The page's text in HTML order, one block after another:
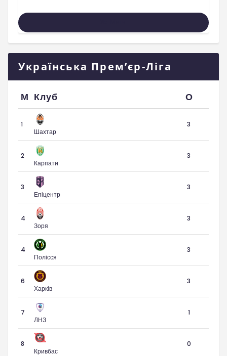
Українська Прем’єр-Ліга
М Клуб О
1
Шахтар
3
2
Карпати
3
3
Епіцентр
3
4
Зоря
3
4
Полісся
3
6
Харків
3
7
ЛНЗ
1
8
Кривбас
0